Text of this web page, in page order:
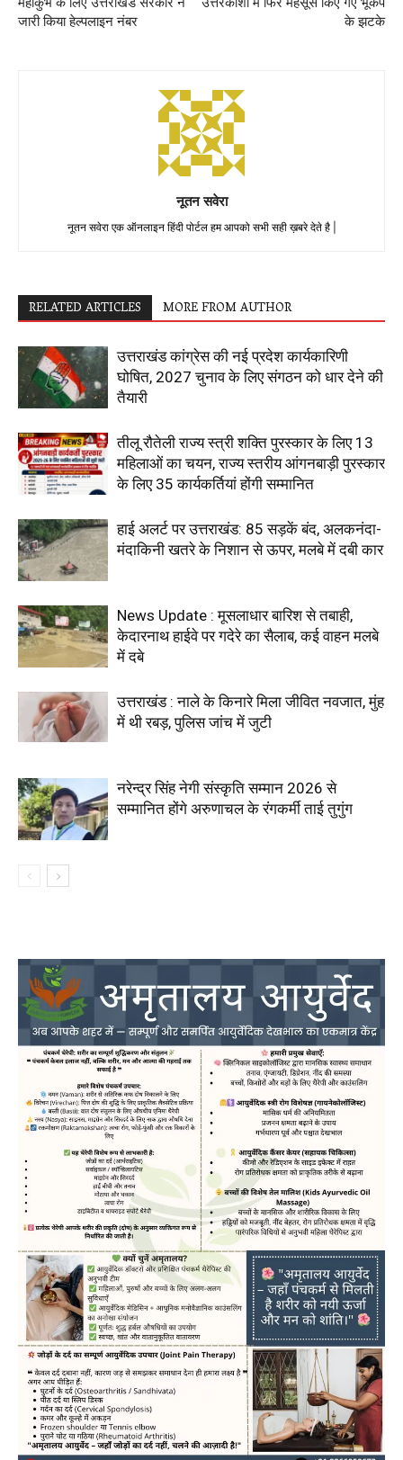
जारी किया हेल्पलाइन नंबर
के झटके
नूतन सवेरा
नूतन सवेरा एक ऑनलाइन हिंदी पोर्टल हम आपको सभी सही ख़बरे देते है |
RELATED ARTICLES MORE FROM AUTHOR
उत्तराखंड कांग्रेस की नई प्रदेश कार्यकारिणी
घोषित, 2027 चुनाव के लिए संगठन को धार देने की
तैयारी
तीलू रौतेली राज्य स्त्री शक्ति पुरस्कार के लिए 13
महिलाओं का चयन, राज्य स्तरीय आंगनबाड़ी पुरस्कार
के लिए 35 कार्यकर्तियां होंगी सम्मानित
हाई अलर्ट पर उत्तराखंड: 85 सड़कें बंद, अलकनंदा-
मंदाकिनी खतरे के निशान से ऊपर, मलबे में दबी कार
News Update : मूसलाधार बारिश से तबाही,
केदारनाथ हाईवे पर गदेरे का सैलाब, कई वाहन मलबे
में दबे
उत्तराखंड : नाले के किनारे मिला जीवित नवजात, मुंह
में थी रबड़, पुलिस जांच में जुटी
नरेन्द्र सिंह नेगी संस्कृति सम्मान 2026 से
सम्मानित होंगे अरुणाचल के रंगकर्मी ताई तुगुंग